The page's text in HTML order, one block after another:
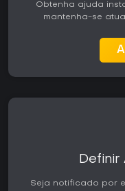
Obtenha ajuda
mantenha-se
Definir
Seja notificado por